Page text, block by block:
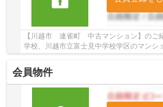
【川越市 連雀町 中古マンション】の
学校、川越市立富士見中学校学区のマンシ
マンション♪本川越駅徒歩7分のマンション
会員物件